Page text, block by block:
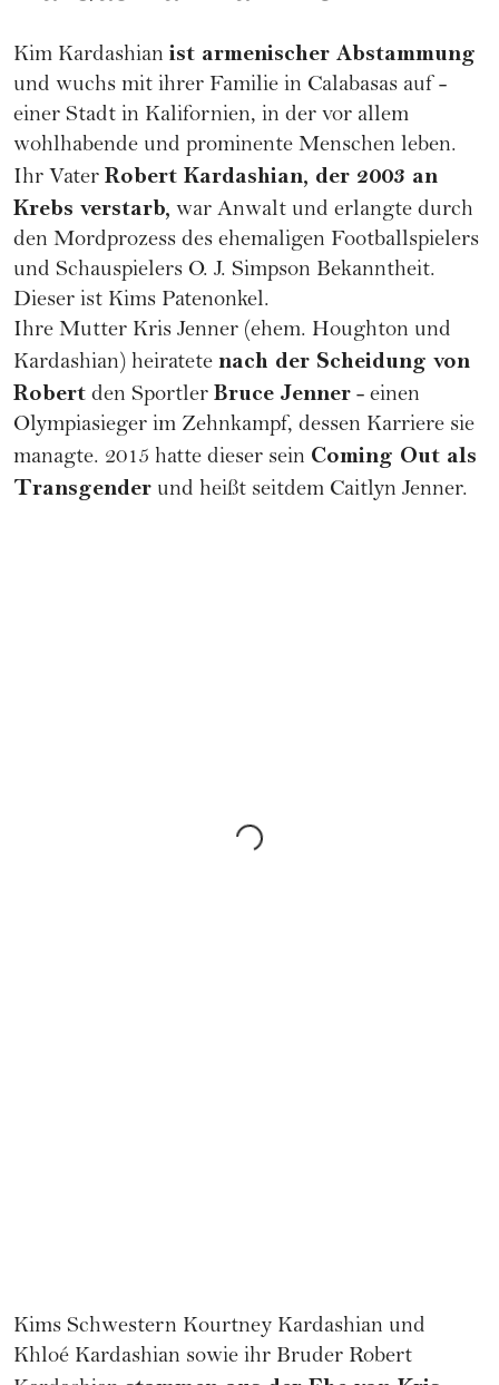
Kim Kardashian ist armenischer Abstammung
und wuchs mit ihrer Familie in Calabasas auf -
einer Stadt in Kalifornien, in der vor allem
wohlhabende und prominente Menschen leben.
Ihr Vater Robert Kardashian, der 2003 an
Krebs verstarb, war Anwalt und erlangte durch
den Mordprozess des ehemaligen Footballspielers
und Schauspielers O. J. Simpson Bekanntheit.
Dieser ist Kims Patenonkel.
Ihre Mutter Kris Jenner (ehem. Houghton und
Kardashian) heiratete nach der Scheidung von
Robert den Sportler Bruce Jenner - einen
Olympiasieger im Zehnkampf, dessen Karriere sie
managte. 2015 hatte dieser sein Coming Out als
Transgender und heißt seitdem Caitlyn Jenner.
Kims Schwestern Kourtney Kardashian und
Khloé Kardashian sowie ihr Bruder Robert